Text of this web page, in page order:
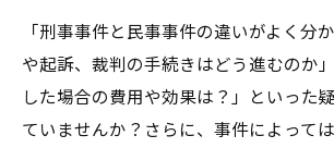
「刑事事件と民事事件の違いがよく分
や起訴、裁判の手続きはどう進むのか
した場合の費用や効果は？」といった
ていませんか？さらに、事件によって